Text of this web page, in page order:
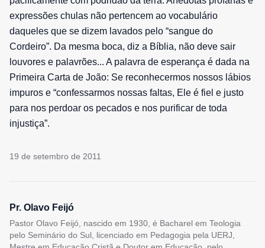
expressões chulas não pertencem ao vocabulário
daqueles que se dizem lavados pelo “sangue do
Cordeiro”. Da mesma boca, diz a Bíblia, não deve sair
louvores e palavrões... A palavra de esperança é dada na
Primeira Carta de João: Se reconhecermos nossos lábios
impuros e “confessarmos nossas faltas, Ele é fiel e justo
para nos perdoar os pecados e nos purificar de toda
injustiça”.
19 de setembro de 2011
Pr. Olavo Feijó
Pastor Olavo Feijó, nascido em 1930, é Bacharel em Teologia
pelo Seminário do Sul, licenciado em Pedagogia pela UERJ,